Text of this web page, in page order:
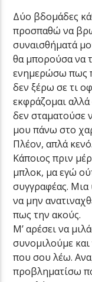
Δύο βδομάδες
προσπαθώ να
συναισθήματά
θα μπορούσα να
ενημερώσω πως
δεν ξέρω σε τι
εκφράζομαι
δεν σταματούσε
μου πάνω στο
Πλέον, απλά κενό.
Κάποιος πριν
μπλοκ, μα εγώ
συγγραφέας. Μια
να μην
πως την ακούς.
Μ’ αρέσει να
συνομιλούμε
που σου λέω.
προβληματίσω